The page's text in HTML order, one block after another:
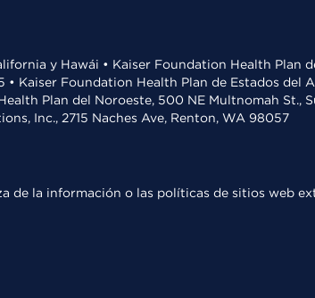
y Hawái • Kaiser Foundation Health Plan
Kaiser Foundation Health Plan de Estados del
Plan del Noroeste, 500 NE Multnomah St.,
Inc., 2715 Naches Ave, Renton, WA 98057
de la información o las políticas de sitios web